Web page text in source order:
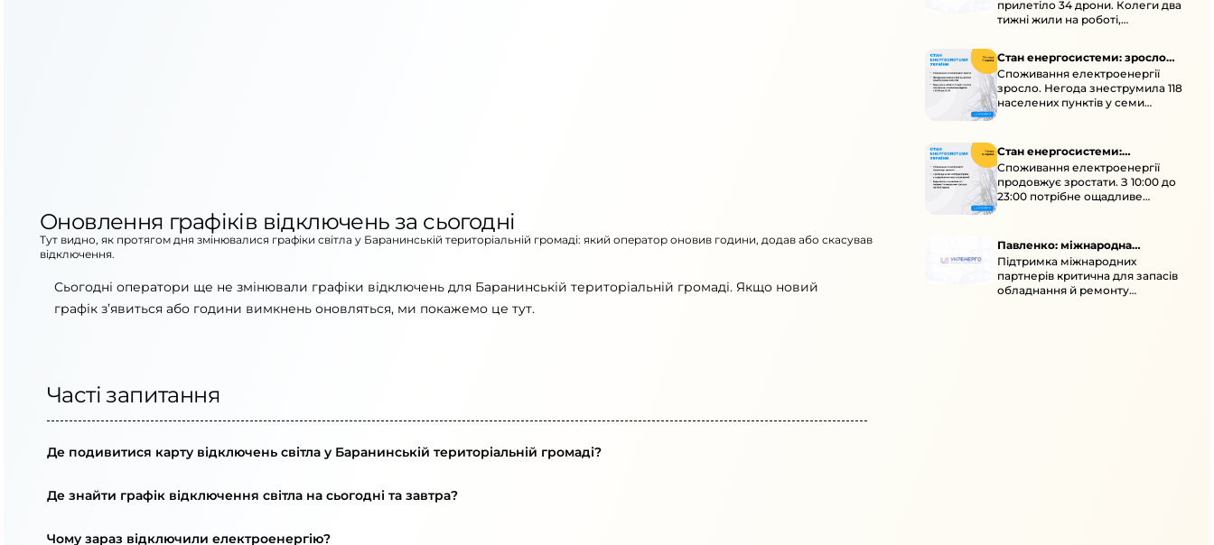
Оновлення графіків відключень за сьогодні
Тут видно, як протягом дня змінювалися графіки світла у Баранинській територіальній громаді: який оператор оновив години, додав або скасував
відключення.
Сьогодні оператори ще не змінювали графіки відключень для Баранинській територіальній громаді. Якщо новий
графік з’явиться або години вимкнень оновляться, ми покажемо це тут.
Часті запитання
Де подивитися карту відключень світла у Баранинській територіальній громаді?
Де знайти графік відключення світла на сьогодні та завтра?
Чому зараз відключили електроенергію?
прилетіло 34 дрони. Колеги два
тижні жили на роботі,
Стан енергосистеми: зросло
споживання через негоду
Споживання електроенергії
зросло. Негода знеструмила 118
населених пунктів у семи
областях. Обмежте
електроприладами 10:00–23:00.
Стан енергосистеми:
споживання зростає
Споживання електроенергії
продовжує зростати. З 10:00 до
23:00 потрібне ощадливе
енергоспоживання, а
перенести на нічні години.
Павленко: міжнародна
підтримка для стійкості
енергосистеми
Підтримка міжнародних
партнерів критична для запасів
обладнання й ремонту